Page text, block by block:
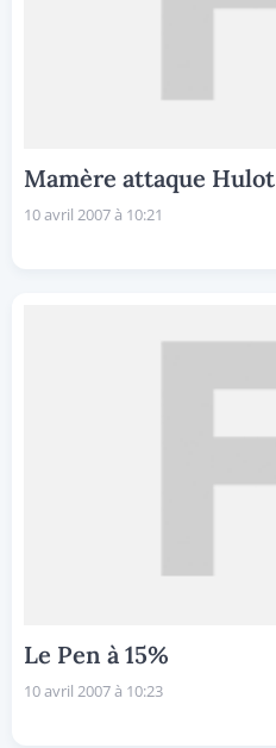
Mamère attaque Hulot
10 avril 2007 à 10:21
Le Pen à 15%
10 avril 2007 à 10:23